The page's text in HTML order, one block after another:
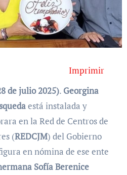
Imprimir
de julio 2025). Georgina
está instalada y
en la Red de Centros de
(REDCJM) del Gobierno
en nómina de ese ente
Sofía Berenice